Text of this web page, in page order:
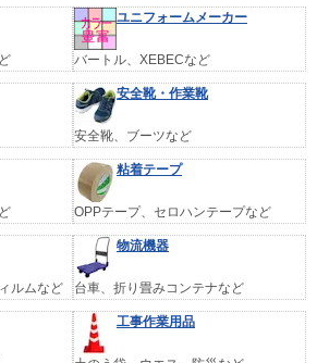
ユニフォームメーカー
バートル、XEBECなど
安全靴・作業靴
安全靴、ブーツなど
粘着テープ
OPPテープ、セロハンテープなど
ルムなど
物流機器
台車、折り畳みコンテナなど
工事作業用品